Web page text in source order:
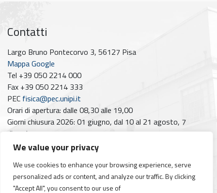
We value your privacy
We use cookies to enhance your browsing experience, serve
personalized ads or content, and analyze our traffic. By clicking
"Accept All", you consent to our use of
Contatti
Largo Bruno Pontecorvo 3, 56127 Pisa
Mappa Google
Tel +39 050 2214 000
Fax +39 050 2214 333
PEC fisica@pec.unipi.it
Orari di apertura: dalle 08,30 alle 19,00
Giorni chiusura 2026: 01 giugno, dal 10 al 21 agosto, 7
dicembre
Seguici su
Facebook
Instagram
YouTube
https://www.linkedin.com/company/dipartimento-di-fisica-unipi/posts/?feedView=all